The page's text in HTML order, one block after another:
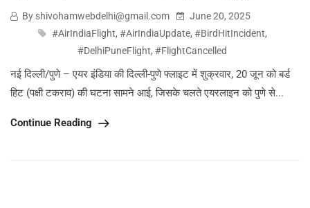
By shivohamwebdelhi@gmail.com
June 20, 2025
#AirIndiaFlight, #AirIndiaUpdate, #BirdHitIncident,
#DelhiPuneFlight, #FlightCancelled
नई दिल्ली/पुणे – एयर इंडिया की दिल्ली-पुणे फ्लाइट में शुक्रवार, 20 जून को बर्ड
हिट (पक्षी टकराव) की घटना सामने आई, जिसके चलते एयरलाइन को पुणे से...
Continue Reading